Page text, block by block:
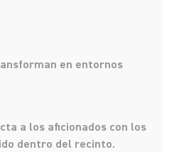
en entornos
a los aficionados con los
dentro del recinto.